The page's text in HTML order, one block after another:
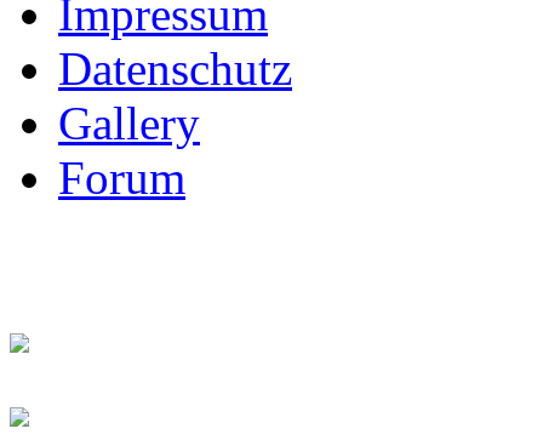
Impressum
Datenschutz
Gallery
Forum